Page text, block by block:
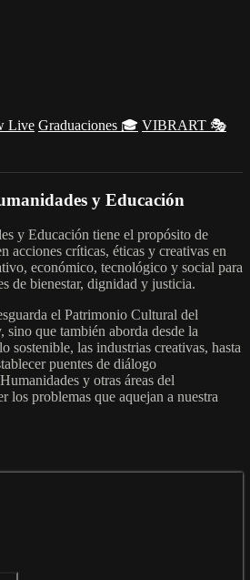
Live Graduaciones 🎓 VIBRART 🎭
y Educación
y Educación tiene el propósito de
acciones críticas, éticas y creativas en
económico, tecnológico y social para
de bienestar, dignidad y justicia.
el Patrimonio Cultural del
que también aborda desde la
sostenible, las industrias creativas, hasta
puentes de diálogo
y otras áreas del
los problemas que aquejan a nuestra